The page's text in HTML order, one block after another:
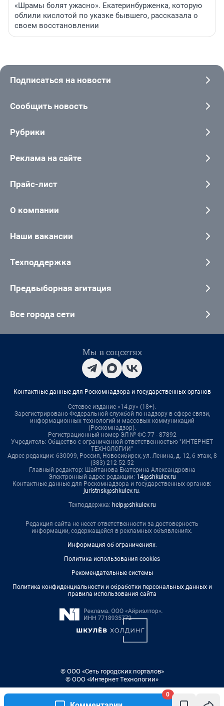
0
«Шрамы болят ужасно». Екатеринбурженка, которую
облили кислотой по указке бывшего, рассказала о
своем восстановлении
Подписаться на новости
Сообщить новость
Рубрики
Реклама на сайте
Прайс-лист
О компании
Наши вакансии
Техподдержка
Предвыборная агитация
Все города сети
Мы в соцсетях
Контактные данные для Роскомнадзора и государственных органов
Сетевое издание «14.ру» (18+).
Зарегистрировано Федеральной службой по надзору в сфере связи,
информационных технологий и массовых коммуникаций
(Роскомнадзор).
Регистрационный номер ЭЛ № ФС 77 - 87892
Учредитель: Общество с ограниченной ответственностью "ИНТЕРНЕТ
ТЕХНОЛОГИИ"
Адрес редакции: 630099, Россия, Новосибирск, ул. Ленина, д. 12, 6 этаж, 8
(383) 212-52-52
Главный редактор: Шайтанова Екатерина Александровна
Электронный адрес редакции: 14@shkulev.ru
Контактные данные для Роскомнадзора и государственных органов:
juristnsk@shkulev.ru.
Техподдержка: help@shkulev.ru
Редакция сайта не несет ответственности за достоверность
информации, содержащейся в рекламных объявлениях.
Информация об ограничениях.
Политика использования cookies
Рекомендательные системы
Политика конфиденциальности и обработки персональных данных и
правила использования сайта
© ООО «Сеть городских порталов»
© ООО «Интернет Технологии»